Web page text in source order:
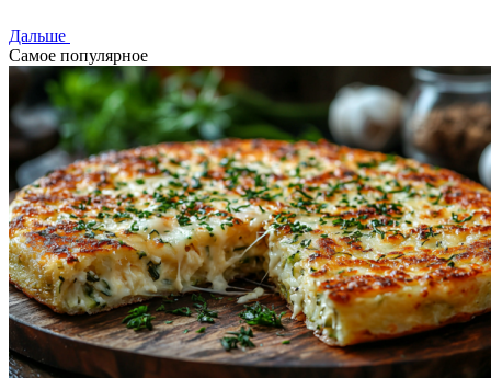
Дальше
Самое популярное